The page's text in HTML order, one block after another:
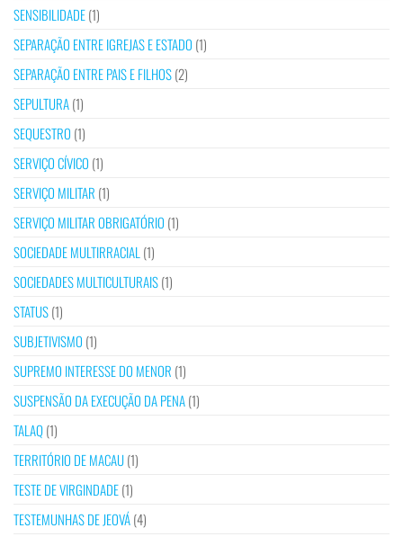
SENSIBILIDADE(1)
SEPARAÇÃO ENTRE IGREJAS E ESTADO (1)
SEPARAÇÃO ENTRE PAIS E FILHOS(2)
SEPULTURA(1)
SEQUESTRO (1)
SERVIÇO CÍVICO (1)
SERVIÇO MILITAR (1)
SERVIÇO MILITAR OBRIGATÓRIO (1)
SOCIEDADE MULTIRRACIAL (1)
SOCIEDADES MULTICULTURAIS(1)
STATUS(1)
SUBJETIVISMO (1)
SUPREMO INTERESSE DO MENOR (1)
SUSPENSÃO DA EXECUÇÃO DA PENA(1)
TALAQ(1)
TERRITÓRIO DE MACAU(1)
TESTE DE VIRGINDADE(1)
TESTEMUNHAS DE JEOVÁ(4)